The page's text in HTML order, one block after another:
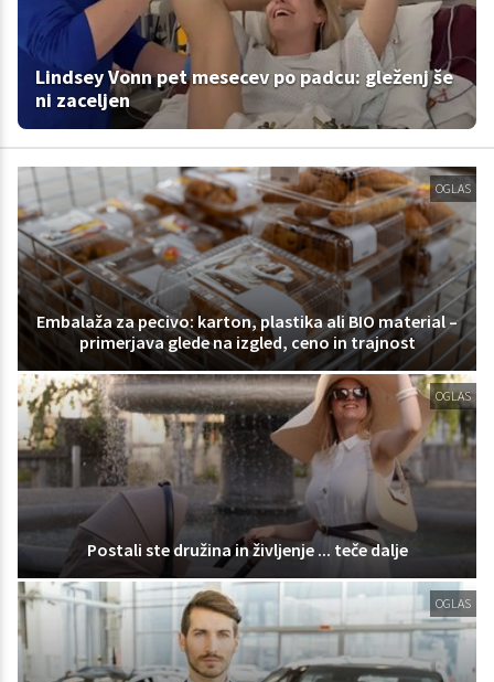
Lindsey Vonn pet mesecev po padcu: gleženj še
ni zaceljen
OGLAS
Embalaža za pecivo: karton, plastika ali BIO material –
primerjava glede na izgled, ceno in trajnost
OGLAS
Postali ste družina in življenje ... teče dalje
OGLAS